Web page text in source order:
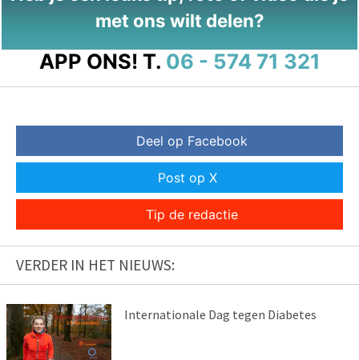
met ons wilt delen?
APP ONS! T. 06 - 574 71 321
Deel op Facebook
Post op X
Tip de redactie
VERDER IN HET NIEUWS:
Internationale Dag tegen Diabetes